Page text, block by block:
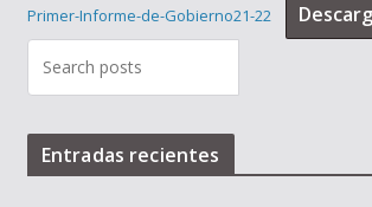
Primer-Informe-de-Gobierno21-22
Entradas recientes